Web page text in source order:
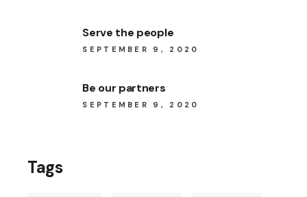
Serve the people
SEPTEMBER 9, 2020
Be our partners
SEPTEMBER 9, 2020
Tags